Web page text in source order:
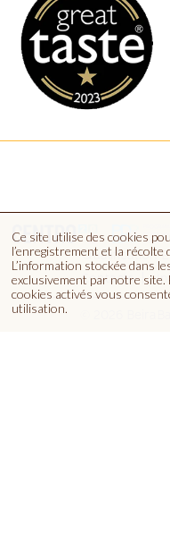
Ce site utilise des cookies
l’enregistrement et la
L’information stockée dans
exclusivement par notre site.
cookies activés vous
utilisation.
Qualification
Contacts